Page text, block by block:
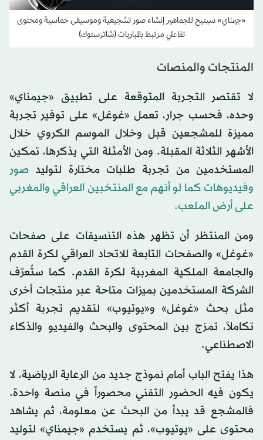
«جيمناي» سيتيح للجماهير إنشاء صور تشجيعية وموسيقى حماسية ومحتوى
تفاعلي مرتبط بالمباريات (شاترستوك)
المنتجات والمنصات
لا تقتصر التجربة المتوقعة على تطبيق «جيمناي»
وحده، فحسب جرار، تعمل «غوغل» على توفير تجربة
مميزة للمشجعين قبل وخلال الموسم الكروي خلال
الأشهر الثلاثة المقبلة. ومن الأمثلة التي يذكرها، تمكين
المستخدمين من تجربة طلبات مختارة لتوليد صور
وفيديوهات كما لو أنهم مع المنتخبين العراقي والمغربي
على أرض الملعب.
ومن المنتظر أن تظهر هذه التنسيقات على صفحات
«غوغل» والصفحات التابعة للاتحاد العراقي لكرة القدم
والجامعة الملكية المغربية لكرة القدم. كما ستُعرّف
الشركة المستخدمين بميزات متاحة عبر منتجات أخرى
مثل بحث «غوغل» و«يوتيوب» لتقديم تجربة أكثر
تكاملاً، تمزج بين المحتوى والبحث والفيديو والذكاء
الاصطناعي.
هذا يفتح الباب أمام نموذج جديد من الرعاية الرياضية، لا
يكون فيه الحضور التقني محصوراً في منصة واحدة.
فالمشجع قد يبدأ من البحث عن معلومة، ثم يشاهد
محتوى على «يوتيوب»، ثم يستخدم «جيمناي» لتوليد